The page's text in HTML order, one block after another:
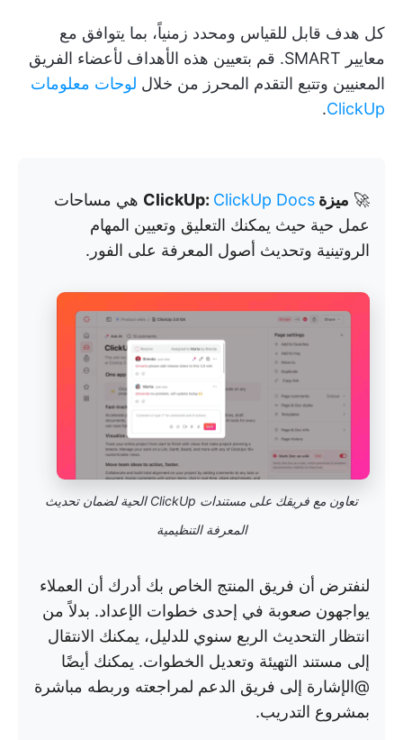
كل هدف قابل للقياس ومحدد زمنياً، بما يتوافق مع
معايير SMART. قم بتعيين هذه الأهداف لأعضاء الفريق
المعنيين وتتبع التقدم المحرز من خلال لوحات معلومات
ClickUp
.
🚀 ميزة ClickUp: ClickUp Docs
هي مساحات
عمل حية حيث يمكنك التعليق وتعيين المهام
الروتينية وتحديث أصول المعرفة على الفور.
تعاون مع فريقك على مستندات ClickUp الحية لضمان تحديث
المعرفة التنظيمية
لنفترض أن فريق المنتج الخاص بك أدرك أن العملاء
يواجهون صعوبة في إحدى خطوات الإعداد. بدلاً من
انتظار التحديث الربع سنوي للدليل، يمكنك الانتقال
إلى مستند التهيئة وتعديل الخطوات. يمكنك أيضًا
@الإشارة إلى فريق الدعم لمراجعته وربطه مباشرة
بمشروع التدريب.